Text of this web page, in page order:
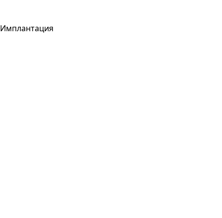
Имплантация